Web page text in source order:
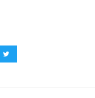
Praça Marechal